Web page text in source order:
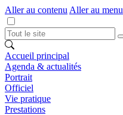
Aller au contenu Aller au menu
Accueil principal
Agenda & actualités
Portrait
Officiel
Vie pratique
Prestations